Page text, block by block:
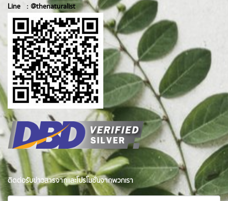
Line : @thenaturalist
ติดต่อรับข่าวสารจากและโปรโมชั่นจากพวกเรา